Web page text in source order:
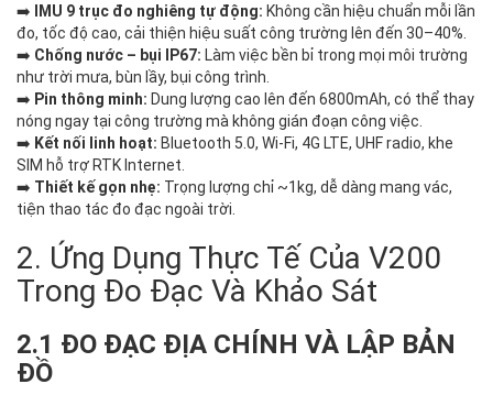
➡️
IMU 9 trục đo nghiêng tự động: Không cần hiệu chuẩn mỗi lần
đo, tốc độ cao, cải thiện hiệu suất công trường lên đến 30–40%.
➡️ Chống nước – bụi IP67: Làm việc bền bỉ trong mọi môi trường
như trời mưa, bùn lầy, bụi công trình.
➡️ Pin thông minh: Dung lượng cao lên đến 6800mAh, có thể thay
nóng ngay tại công trường mà không gián đoạn công việc.
➡️ Kết nối linh hoạt: Bluetooth 5.0, Wi-Fi, 4G LTE, UHF radio, khe
SIM hỗ trợ RTK Internet.
➡️ Thiết kế gọn nhẹ: Trọng lượng chỉ ~1kg, dễ dàng mang vác,
tiện thao tác đo đạc ngoài trời.
2. Ứng Dụng Thực Tế Của V200
Trong Đo Đạc Và Khảo Sát
2.1 ĐO ĐẠC ĐỊA CHÍNH VÀ LẬP BẢN
ĐỒ